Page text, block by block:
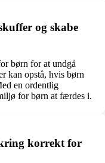
og skabe
børn for at undgå
kan opstå, hvis børn
en ordentlig
for børn at færdes i.
korrekt for